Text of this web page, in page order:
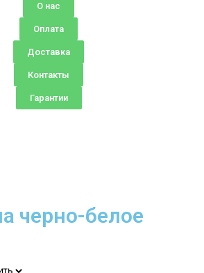
О нас
Оплата
Доставка
Контакты
Гарантии
черно-белое